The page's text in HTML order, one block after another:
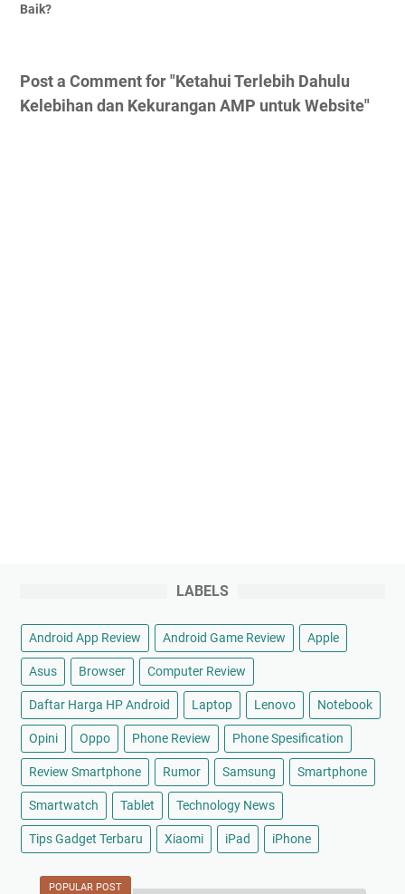
Baik?
Post a Comment for "Ketahui Terlebih Dahulu
Kelebihan dan Kekurangan AMP untuk Website"
LABELS
Android App Review Android Game Review Apple
Asus Browser Computer Review
Daftar Harga HP Android Laptop Lenovo Notebook
Opini Oppo Phone Review Phone Spesification
Review Smartphone Rumor Samsung Smartphone
Smartwatch Tablet Technology News
Tips Gadget Terbaru Xiaomi iPad iPhone
POPULAR POST